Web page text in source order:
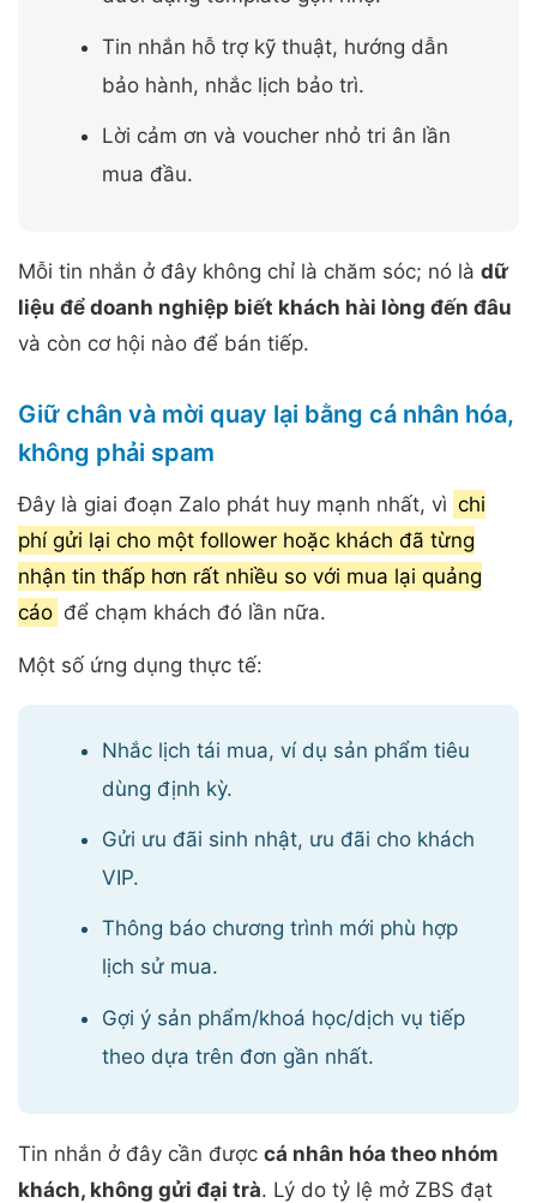
Tin nhắn hỗ trợ kỹ thuật, hướng dẫn
bảo hành, nhắc lịch bảo trì.
Lời cảm ơn và voucher nhỏ tri ân lần
mua đầu.
Mỗi tin nhắn ở đây không chỉ là chăm sóc; nó là dữ
liệu để doanh nghiệp biết khách hài lòng đến đâu
và còn cơ hội nào để bán tiếp.
Giữ chân và mời quay lại bằng cá nhân hóa,
không phải spam
Đây là giai đoạn Zalo phát huy mạnh nhất, vì chi
phí gửi lại cho một follower hoặc khách đã từng
nhận tin thấp hơn rất nhiều so với mua lại quảng
cáo để chạm khách đó lần nữa.
Một số ứng dụng thực tế:
Nhắc lịch tái mua, ví dụ sản phẩm tiêu
dùng định kỳ.
Gửi ưu đãi sinh nhật, ưu đãi cho khách
VIP.
Thông báo chương trình mới phù hợp
lịch sử mua.
Gợi ý sản phẩm/khoá học/dịch vụ tiếp
theo dựa trên đơn gần nhất.
Tin nhắn ở đây cần được cá nhân hóa theo nhóm
khách, không gửi đại trà. Lý do tỷ lệ mở ZBS đạt